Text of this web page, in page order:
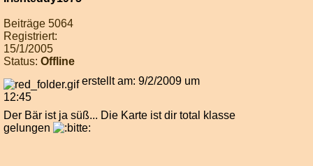
Beiträge 5064
Registriert:
15/1/2005
Status: Offline
erstellt am: 9/2/2009 um
12:45
Der Bär ist ja süß... Die Karte ist dir total klasse
gelungen